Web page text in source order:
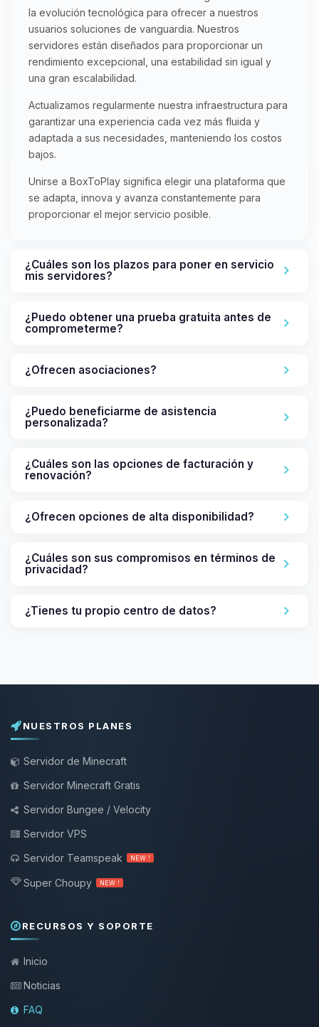
la evolución tecnológica para ofrecer a nuestros
usuarios soluciones de vanguardia. Nuestros
servidores están diseñados para proporcionar un
rendimiento excepcional, una estabilidad sin igual y
una gran escalabilidad.
Actualizamos regularmente nuestra infraestructura para
garantizar una experiencia cada vez más fluida y
adaptada a sus necesidades, manteniendo los costos
bajos.
Unirse a BoxToPlay significa elegir una plataforma que
se adapta, innova y avanza constantemente para
proporcionar el mejor servicio posible.
¿Cuáles son los plazos para poner en servicio
mis servidores?
¿Puedo obtener una prueba gratuita antes de
comprometerme?
¿Ofrecen asociaciones?
¿Puedo beneficiarme de asistencia
personalizada?
¿Cuáles son las opciones de facturación y
renovación?
¿Ofrecen opciones de alta disponibilidad?
¿Cuáles son sus compromisos en términos de
privacidad?
¿Tienes tu propio centro de datos?
NUESTROS PLANES
Servidor de Minecraft
Servidor Minecraft Gratis
Servidor Bungee / Velocity
Servidor VPS
Servidor Teamspeak
NEW !
Super Choupy NEW !
RECURSOS Y SOPORTE
Inicio
Noticias
FAQ